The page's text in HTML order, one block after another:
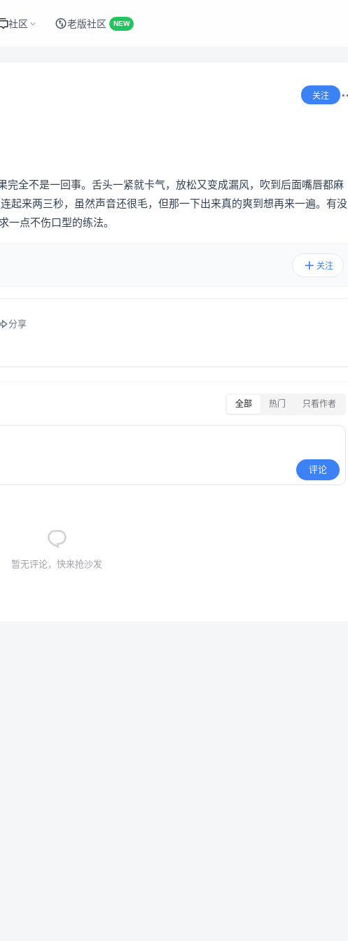
社区 老版社区 NEW
关注
完全不是一回事。舌头一紧就卡气，放松又变成漏风，吹到后面嘴唇都麻
起来两三秒，虽然声音还很毛，但那一下出来真的爽到想再来一遍。有没
一点不伤口型的练法。
关注
分享
全部 热门 只看作者
评论
暂无评论，快来抢沙发